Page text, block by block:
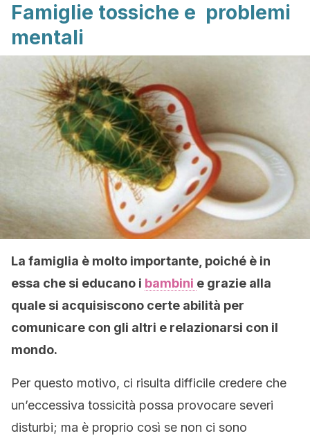
Famiglie tossiche e problemi
mentali
La famiglia è molto importante, poiché è in
essa che si educano i bambini e grazie alla
quale si acquisiscono certe abilità per
comunicare con gli altri e relazionarsi con il
mondo.
Per questo motivo, ci risulta difficile credere che
un’eccessiva tossicità possa provocare severi
disturbi; ma è proprio così se non ci sono